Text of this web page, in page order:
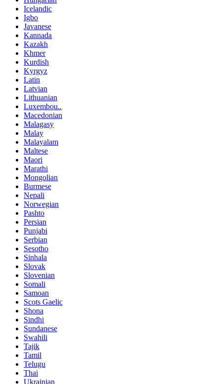
Icelandic
Igbo
Javanese
Kannada
Kazakh
Khmer
Kurdish
Kyrgyz
Latin
Latvian
Lithuanian
Luxembou..
Macedonian
Malagasy
Malay
Malayalam
Maltese
Maori
Marathi
Mongolian
Burmese
Nepali
Norwegian
Pashto
Persian
Punjabi
Serbian
Sesotho
Sinhala
Slovak
Slovenian
Somali
Samoan
Scots Gaelic
Shona
Sindhi
Sundanese
Swahili
Tajik
Tamil
Telugu
Thai
Ukrainian